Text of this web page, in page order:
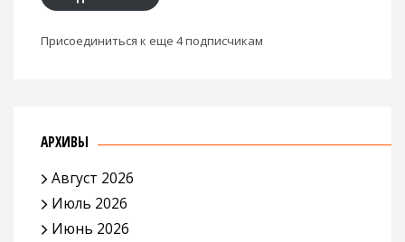
Присоединиться к еще 4 подписчикам
АРХИВЫ
Август 2026
Июль 2026
Июнь 2026